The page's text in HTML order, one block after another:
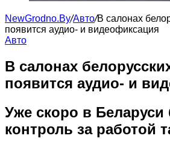
NewGrodno.By/Авто/В салонах
появится аудио- и видеофиксация
Авто
В салонах
появится аудио- и
Уже скоро в Беларуси
контроль за работой